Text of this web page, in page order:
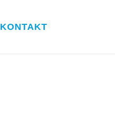
KONTAKT